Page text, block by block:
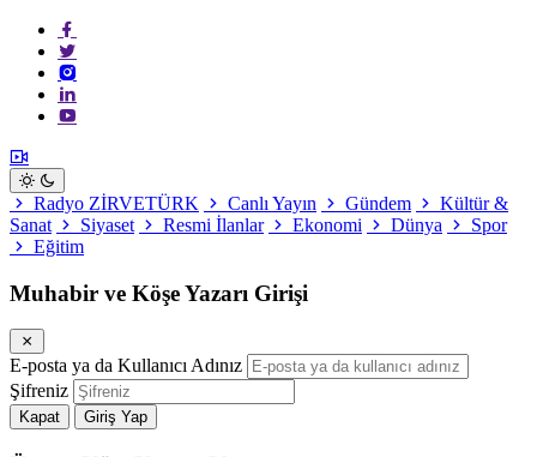
Radyo ZİRVETÜRK Canlı Yayın Gündem
Kültür &
Sanat
Siyaset Resmi İlanlar Ekonomi Dünya
Spor
Eğitim
Muhabir ve Köşe Yazarı Girişi
E-posta ya da Kullanıcı Adınız
Şifreniz
Kapat Giriş Yap